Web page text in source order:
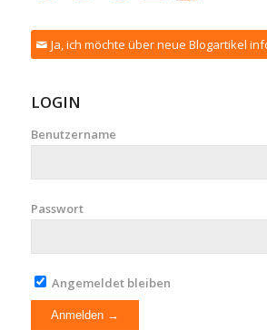
Ja, ich möchte über neue Blogartikel
LOGIN
Benutzername
Passwort
Angemeldet bleiben